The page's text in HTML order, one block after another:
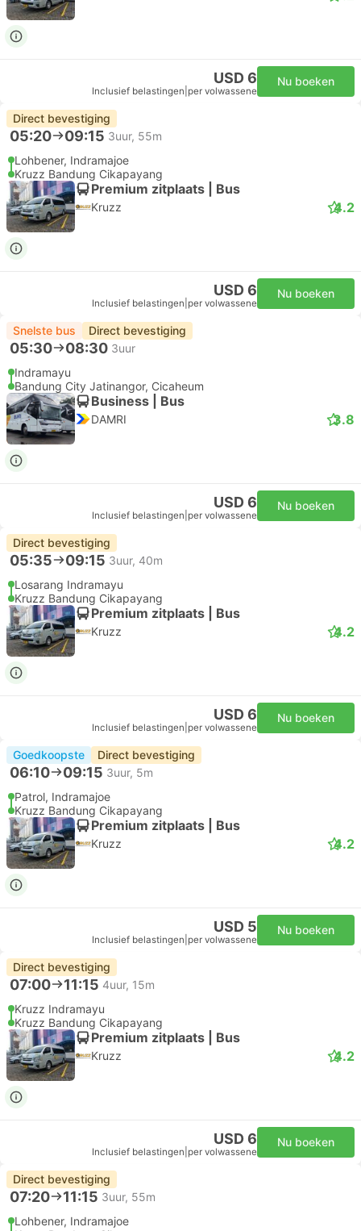
USD 6
Inclusief belastingen per volwassene
Nu boeken
Direct bevestiging
05:20 09:15 3uur, 55m
Lohbener, Indramajoe
Kruzz Bandung Cikapayang
Premium zitplaats | Bus
Kruzz 4.2
USD 6
Inclusief belastingen per volwassene
Nu boeken
Snelste bus Direct bevestiging
05:30 08:30 3uur
Indramayu
Bandung City Jatinangor, Cicaheum
Business | Bus
DAMRI 3.8
USD 6
Inclusief belastingen per volwassene
Nu boeken
Direct bevestiging
05:35 09:15 3uur, 40m
Losarang Indramayu
Kruzz Bandung Cikapayang
Premium zitplaats | Bus
Kruzz 4.2
USD 6
Inclusief belastingen per volwassene
Nu boeken
Goedkoopste Direct bevestiging
06:10 09:15 3uur, 5m
Patrol, Indramajoe
Kruzz Bandung Cikapayang
Premium zitplaats | Bus
Kruzz 4.2
USD 5
Inclusief belastingen per volwassene
Nu boeken
Direct bevestiging
07:00 11:15 4uur, 15m
Kruzz Indramayu
Kruzz Bandung Cikapayang
Premium zitplaats | Bus
Kruzz 4.2
USD 6
Inclusief belastingen per volwassene
Nu boeken
Direct bevestiging
07:20 11:15 3uur, 55m
Lohbener, Indramajoe